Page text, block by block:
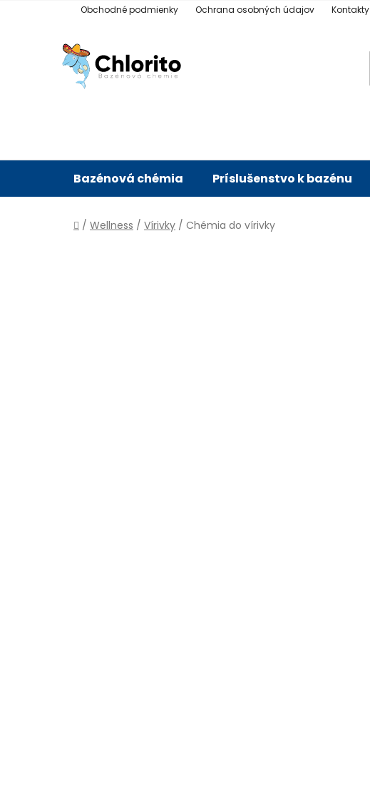
Obchodné podmienky Ochrana osobných údajov Kontakty
Bazénová chémia Príslušenstvo k bazénu
Domov
/ Wellness / Vírivky / Chémia do vírivky